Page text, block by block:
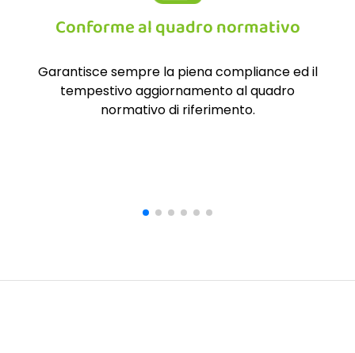
Conforme al quadro normativo
Garantisce sempre la piena compliance ed il
tempestivo aggiornamento al quadro
normativo di riferimento.